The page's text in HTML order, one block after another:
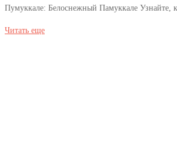
Пумуккале: Белоснежный Памуккале Узнайте,
Читать ещевозможно